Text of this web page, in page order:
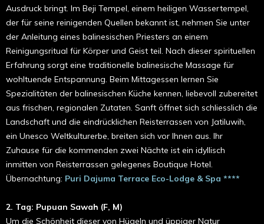
Ausdruck bringt. Im Beji Tempel, einem heiligen Wassertempel,
der für seine reinigenden Quellen bekannt ist, nehmen Sie unter
der Anleitung eines balinesischen Priesters an einem
Reinigungsritual für Körper und Geist teil. Nach dieser spirituellen
Erfahrung sorgt eine traditionelle balinesische Massage für
wohltuende Entspannung. Beim Mittagessen lernen Sie
Spezialitäten der balinesischen Küche kennen, liebevoll zubereitet
aus frischen, regionalen Zutaten. Sanft öffnet sich schliesslich die
Landschaft und die eindrücklichen Reisterrassen von Jatiluwih,
ein Unesco Weltkulturerbe, breiten sich vor Ihnen aus. Ihr
Zuhause für die kommenden zwei Nächte ist ein idyllisch
inmitten von Reisterrassen gelegenes Boutique Hotel.
Übernachtung: Puri Dajuma Terrace Eco-Lodge & Spa ****
2. Tag: Pupuan Sawah (F, M)
Um die Schönheit dieser von Hügeln und üppiger Natur